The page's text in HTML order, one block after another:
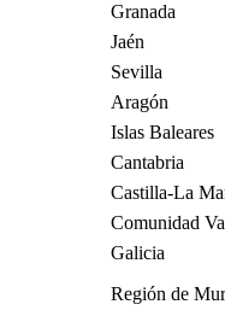
Granada
Jaén
Sevilla
Aragón
Islas Baleares
Cantabria
Castilla-La
Comunidad
Galicia
Región de